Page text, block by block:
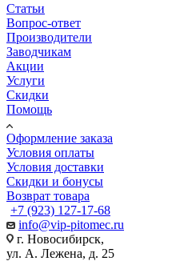
Статьи
Вопрос-ответ
Производители
Заводчикам
Акции
Услуги
Скидки
Помощь
Оформление заказа
Условия оплаты
Условия доставки
Скидки и бонусы
Возврат товара
+7 (923) 127-17-68
info@vip-pitomec.ru
г. Новосибирск,
ул. А. Лежена, д. 25